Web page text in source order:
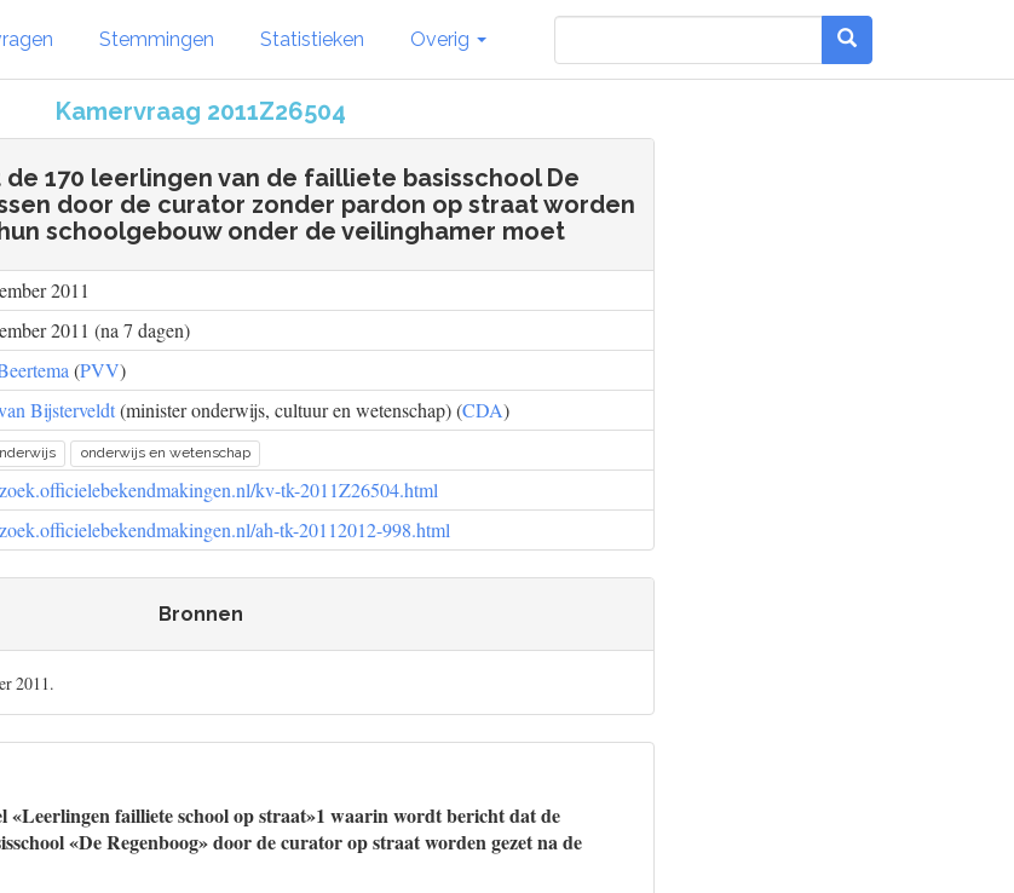
Stemmingen Statistieken Overig
Kamervraag 2011Z26504
170 leerlingen van de failliete basisschool De
door de curator zonder pardon op straat worden
schoolgebouw onder de veilinghamer moet
2011
2011 (na 7 dagen)
(PVV)
Bijsterveldt(minister onderwijs, cultuur en wetenschap) (CDA)
onderwijs en wetenschap
kv-tk-2011Z26504.html
ah-tk-20112012-998.html
Bronnen
2011.
«Leerlingen failliete school op straat»1 waarin wordt bericht dat de
«De Regenboog» door de curator op straat worden gezet na de